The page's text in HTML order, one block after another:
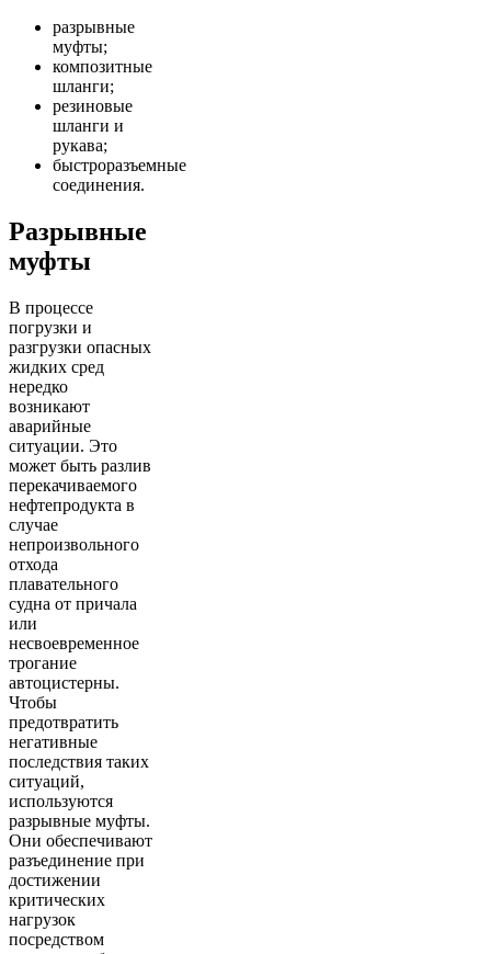
разрывные
муфты;
композитные
шланги;
резиновые
шланги и
рукава;
быстроразъемные
соединения.
Разрывные
муфты
В процессе
погрузки и
разгрузки опасных
жидких сред
нередко
возникают
аварийные
ситуации. Это
может быть разлив
перекачиваемого
нефтепродукта в
случае
непроизвольного
отхода
плавательного
судна от причала
или
несвоевременное
трогание
автоцистерны.
Чтобы
предотвратить
негативные
последствия таких
ситуаций,
используются
разрывные муфты.
Они обеспечивают
разъединение при
достижении
критических
нагрузок
посредством